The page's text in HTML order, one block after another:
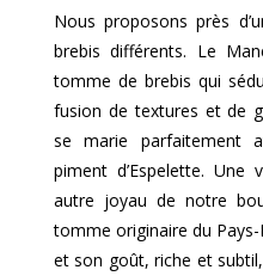
Nous proposons près
brebis différents. Le
tomme de brebis qui
fusion de textures et de
se marie parfaitement
piment d’Espelette.
autre joyau de notre
tomme originaire du
et son goût, riche et